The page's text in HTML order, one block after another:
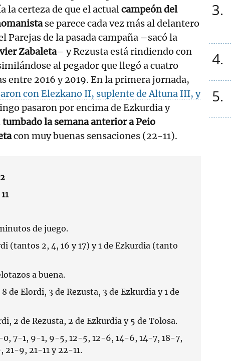
la certeza de que el actualcampeón del
se parece cada vez más al delantero
Parejas de la pasada campaña –sacó la
Zabaleta– y Rezusta está rindiendo con
al pegador que llegó a cuatro
entre 2016 y 2019. En la primera jornada,
con Elezkano II, suplente de Altuna III, y
pasaron por encima de Ezkurdia y
tumbado la semana anterior a Peio
con muy buenas sensaciones (22-11).
de juego.
(tantos 2, 4, 16 y 17) y 1 de Ezkurdia (tanto
a buena.
8 de Elordi, 3 de Rezusta, 3 de Ezkurdia y 1 de
2 de Rezusta, 2 de Ezkurdia y 5 de Tolosa.
0, 7-1, 9-1, 9-5, 12-5, 12-6, 14-6, 14-7, 18-7,
9, 21-11 y 22-11.
3
4
5